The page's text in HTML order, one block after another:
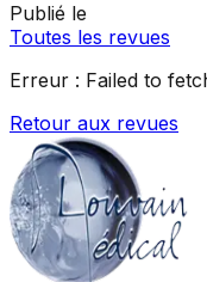
Publié le
Toutes les revues
Erreur : Failed to
Retour aux revues